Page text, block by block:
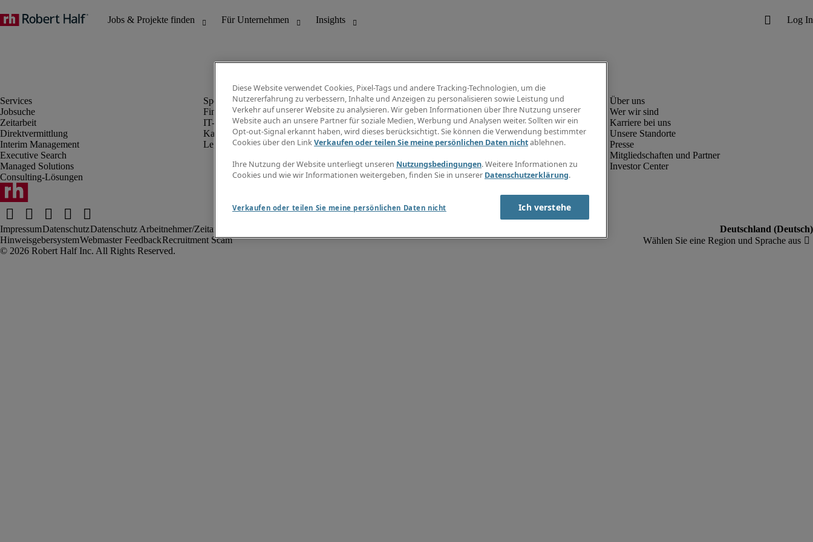
Jobsuche
Zeitarbeit
Direktvermittlung
Interim Management
Executive Search
Managed Solutions
Consulting-Lösungen
Finanz- & Rechnungswesen
IT-Bereich
Kaufmännischer Bereich
Legal
Info Center
Jobübersicht
Gehaltsübersicht
E-Learning
Wer wir sind
Karriere bei uns
Unsere Standorte
Presse
Mitgliedschaften und Partner
Investor Center
ImpressumDatenschutzDatenschutz Arbeitnehmer/Zeitarbeitskräfte
HinweisgebersystemWebmaster FeedbackRecruitment Scam
Diese Website verwendet Cookies, Pixel-Tags und andere Tracking-Technologien, um die
Nutzererfahrung zu verbessern, Inhalte und Anzeigen zu personalisieren sowie Leistung und
Verkehr auf unserer Website zu analysieren. Wir geben Informationen über Ihre Nutzung unserer
Website auch an unsere Partner für soziale Medien, Werbung und Analysen weiter. Sollten wir ein
Opt-out-Signal erkannt haben, wird dieses berücksichtigt. Sie können die Verwendung bestimmter
Cookies über den LinkVerkaufen oder teilen Sie meine persönlichen Daten nichtablehnen.
Ihre Nutzung der Website unterliegt unseren Nutzungsbedingungen. Weitere Informationen zu
Cookies und wie wir Informationen weitergeben, finden Sie in unserer Datenschutzerklärung.
Verkaufen oder teilen Sie meine persönlichen Daten nicht Ich verstehe